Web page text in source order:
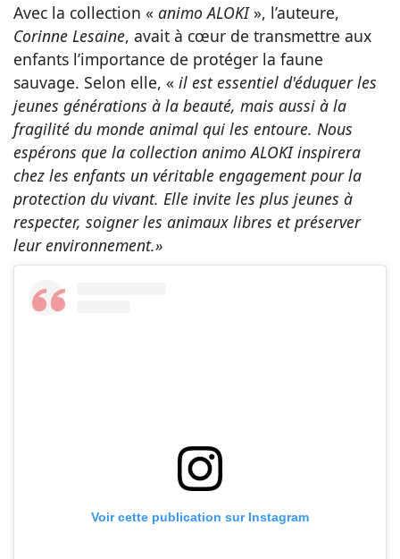
Avec la collection « animo ALOKI», l’auteure,
Corinne Lesaine, avait à cœur de transmettre aux
enfants l’importance de protéger la faune
sauvage. Selon elle, « il est essentiel d'éduquer les
jeunes générations à la beauté, mais aussi à la
fragilité du monde animal qui les entoure. Nous
espérons que la collection animo ALOKI inspirera
chez les enfants un véritable engagement pour la
protection du vivant. Elle invite les plus jeunes à
respecter, soigner les animaux libres et préserver
leur environnement.»
Voir cette publication sur Instagram